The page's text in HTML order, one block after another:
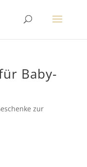
Baby-
zur